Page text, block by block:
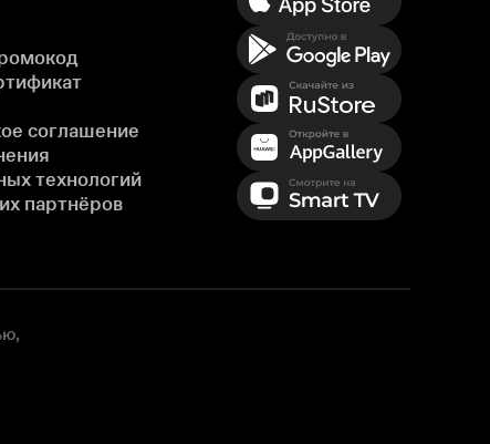
соглашение
технологий
партнёров